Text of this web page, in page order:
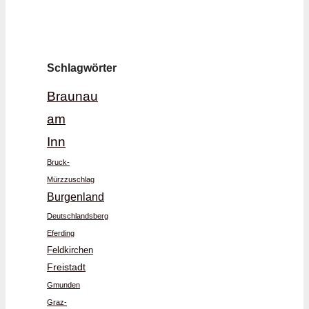
Schlagwörter
Braunau
am
Inn
Bruck-
Mürzzuschlag
Burgenland
Deutschlandsberg
Eferding
Feldkirchen
Freistadt
Gmunden
Graz-